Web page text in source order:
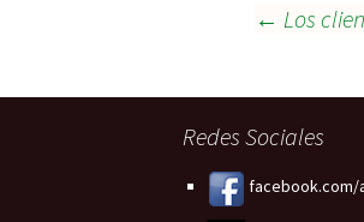
Navegación
de
entradas
← Los
Redes Sociales